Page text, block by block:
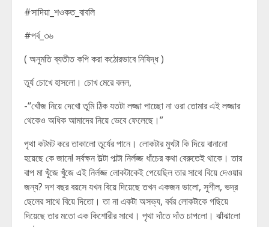
#সাদিয়া_শওকত_বাবলি
#পর্ব_৩৬
( অনুমতি ব্যতীত কপি করা কঠোরভাবে নিষিদ্ধ )
তুর্য চোখে হাসলো। চোখ মেরে বলল,
-“খোঁজ নিয়ে দেখো তুমি ঠিক যতটা লজ্জা পাচ্ছো না ওরা তোমার এই লজ্জার
থেকেও অধিক আমাদের নিয়ে ভেবে ফেলেছে।”
পৃথা কটমট করে তাকালো তুর্যের পানে। লোকটার মুখটা কি দিয়ে বানানো
হয়েছে কে জানে! সর্বক্ষন উল্টা পাল্টা নির্লজ্জ ধাঁচের কথা বেরুতেই থাকে। তার
বাপ মা খুঁজে খুঁজে এই নির্লজ্জ লোকটাকেই পেয়েছিল তার সাথে বিয়ে দেওয়ার
জন্য? দশ বছর বয়সে যখন বিয়ে দিয়েছে তখন একজন ভালো, সুশীল, ভদ্র
ছেলের সাথে বিয়ে দিতো। তা না একটা অসভ্য, বর্বর লোকটাকে গছিয়ে
দিয়েছে তার মতো এক কিশোরীর সাথে। পৃথা দাঁতে দাঁত চাপলো। ঝাঁঝালো